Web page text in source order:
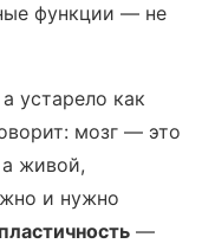
функции — не
устарело как
мозг — это
живой,
и нужно
—